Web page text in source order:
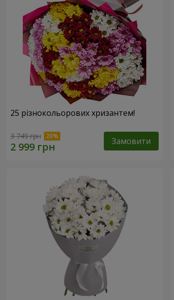
25 різнокольорових хризантем!
3 749 грн Замовити